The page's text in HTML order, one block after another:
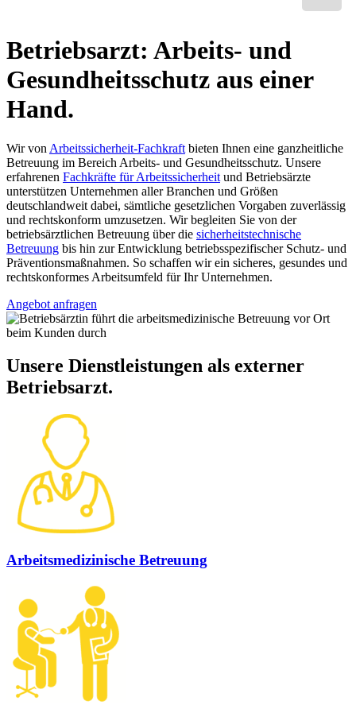
Betriebsarzt: Arbeits- und
Gesundheitsschutz aus einer
Hand.
Wir von Arbeitssicherheit-Fachkraft bieten Ihnen eine ganzheitliche
Betreuung im Bereich Arbeits- und Gesundheitsschutz. Unsere
erfahrenen Fachkräfte für Arbeitssicherheit und Betriebsärzte
unterstützen Unternehmen aller Branchen und Größen
deutschlandweit dabei, sämtliche gesetzlichen Vorgaben zuverlässig
und rechtskonform umzusetzen. Wir begleiten Sie von der
betriebsärztlichen Betreuung über die sicherheitstechnische
Betreuung bis hin zur Entwicklung betriebsspezifischer Schutz- und
Präventionsmaßnahmen. So schaffen wir ein sicheres, gesundes und
rechtskonformes Arbeitsumfeld für Ihr Unternehmen.
Angebot anfragen
Unsere Dienstleistungen als externer
Betriebsarzt.
Arbeitsmedizinische Betreuung